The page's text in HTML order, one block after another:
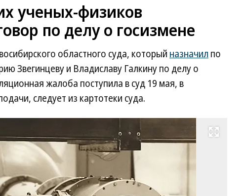
ученых-физиков
по делу о госизмене
областного суда, который назначил по
Звегинцеву и Владиславу Галкину по делу о
жалоба поступила в суд 19 мая, в
следует из картотеки суда.
Развернуть на весь экран